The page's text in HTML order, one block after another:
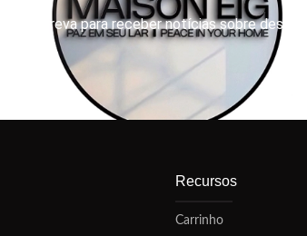
Se inscreva para receber notícias sobre
Recursos
Carrinho